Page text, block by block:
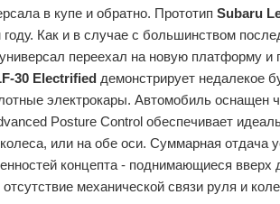
в купе и обратно. Прототип Subaru
Как и в случае с большинством
переехал на новую платформу
30 Electrified демонстрирует недалекое
электрокары. Автомобиль
Posture Control обеспечивает
или на обе оси. Суммарная
концепта - поднимающиеся вверх
механической связи руля и